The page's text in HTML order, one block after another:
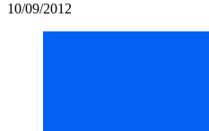
10/09/2012